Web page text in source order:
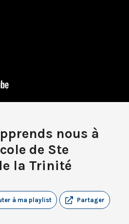
nous à
de Ste
la Trinité
Partager
à ma playlist